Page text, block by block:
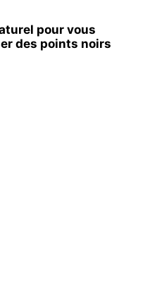
pour vous
des points noirs